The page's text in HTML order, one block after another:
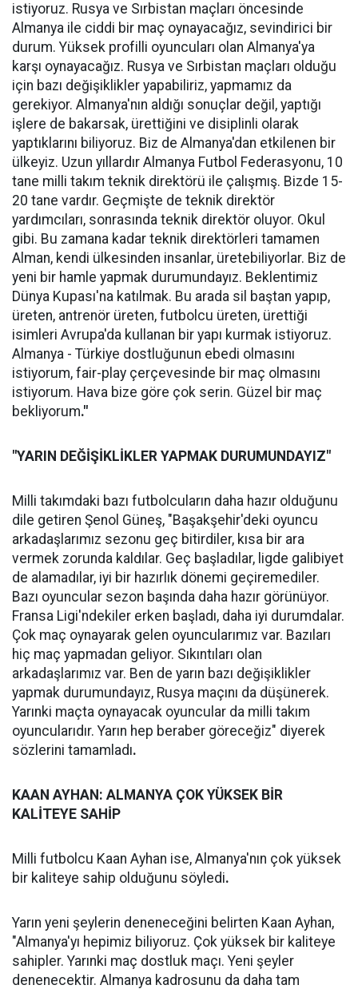
istiyoruz. Rusya ve Sırbistan maçları öncesinde
Almanya ile ciddi bir maç oynayacağız, sevindirici bir
durum. Yüksek profilli oyuncuları olan Almanya'ya
karşı oynayacağız. Rusya ve Sırbistan maçları olduğu
için bazı değişiklikler yapabiliriz, yapmamız da
gerekiyor. Almanya'nın aldığı sonuçlar değil, yaptığı
işlere de bakarsak, ürettiğini ve disiplinli olarak
yaptıklarını biliyoruz. Biz de Almanya'dan etkilenen bir
ülkeyiz. Uzun yıllardır Almanya Futbol Federasyonu, 10
tane milli takım teknik direktörü ile çalışmış. Bizde 15-
20 tane vardır. Geçmişte de teknik direktör
yardımcıları, sonrasında teknik direktör oluyor. Okul
gibi. Bu zamana kadar teknik direktörleri tamamen
Alman, kendi ülkesinden insanlar, üretebiliyorlar. Biz de
yeni bir hamle yapmak durumundayız. Beklentimiz
Dünya Kupası'na katılmak. Bu arada sil baştan yapıp,
üreten, antrenör üreten, futbolcu üreten, ürettiği
isimleri Avrupa'da kullanan bir yapı kurmak istiyoruz.
Almanya - Türkiye dostluğunun ebedi olmasını
istiyorum, fair-play çerçevesinde bir maç olmasını
istiyorum. Hava bize göre çok serin. Güzel bir maç
bekliyorum."
"YARIN DEĞİŞİKLİKLER YAPMAK DURUMUNDAYIZ"
Milli takımdaki bazı futbolcuların daha hazır olduğunu
dile getiren Şenol Güneş, "Başakşehir'deki oyuncu
arkadaşlarımız sezonu geç bitirdiler, kısa bir ara
vermek zorunda kaldılar. Geç başladılar, ligde galibiyet
de alamadılar, iyi bir hazırlık dönemi geçiremediler.
Bazı oyuncular sezon başında daha hazır görünüyor.
Fransa Ligi'ndekiler erken başladı, daha iyi durumdalar.
Çok maç oynayarak gelen oyuncularımız var. Bazıları
hiç maç yapmadan geliyor. Sıkıntıları olan
arkadaşlarımız var. Ben de yarın bazı değişiklikler
yapmak durumundayız, Rusya maçını da düşünerek.
Yarınki maçta oynayacak oyuncular da milli takım
oyuncularıdır. Yarın hep beraber göreceğiz" diyerek
sözlerini tamamladı.
KAAN AYHAN: ALMANYA ÇOK YÜKSEK BİR
KALİTEYE SAHİP
Milli futbolcu Kaan Ayhan ise, Almanya'nın çok yüksek
bir kaliteye sahip olduğunu söyledi.
Yarın yeni şeylerin deneneceğini belirten Kaan Ayhan,
"Almanya'yı hepimiz biliyoruz. Çok yüksek bir kaliteye
sahipler. Yarınki maç dostluk maçı. Yeni şeyler
denenecektir. Almanya kadrosunu da daha tam